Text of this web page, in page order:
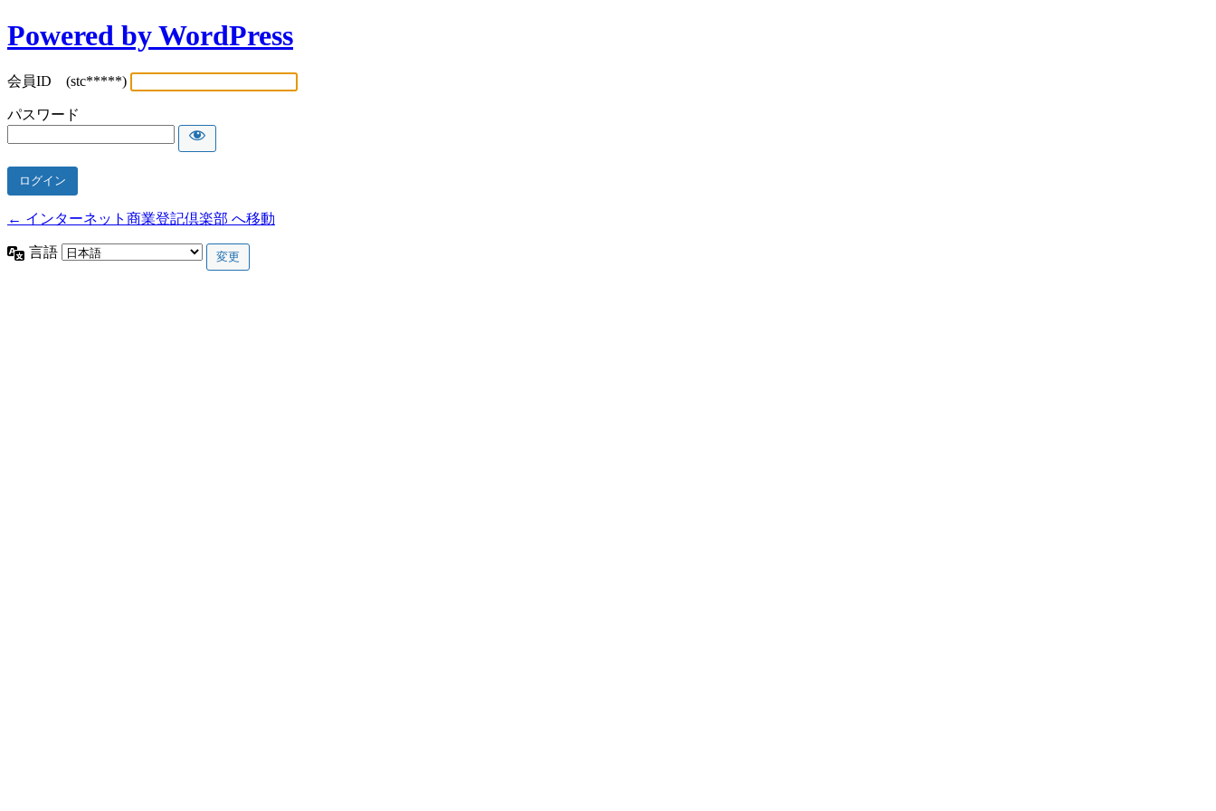
Powered by WordPress
会員ID (stc*****)
パスワード
← インターネット商業登記倶楽部 へ移動
言語